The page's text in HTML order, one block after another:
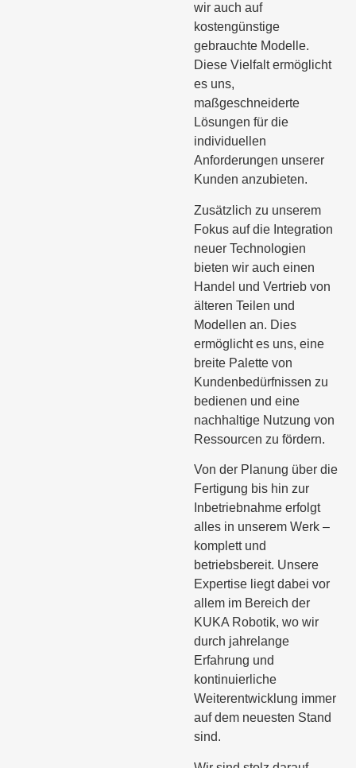
wir auch auf
kostengünstige
gebrauchte Modelle.
Diese Vielfalt ermöglicht
es uns,
maßgeschneiderte
Lösungen für die
individuellen
Anforderungen unserer
Kunden anzubieten.
Zusätzlich zu unserem
Fokus auf die Integration
neuer Technologien
bieten wir auch einen
Handel und Vertrieb von
älteren Teilen und
Modellen an. Dies
ermöglicht es uns, eine
breite Palette von
Kundenbedürfnissen zu
bedienen und eine
nachhaltige Nutzung von
Ressourcen zu fördern.
Von der Planung über die
Fertigung bis hin zur
Inbetriebnahme erfolgt
alles in unserem Werk –
komplett und
betriebsbereit. Unsere
Expertise liegt dabei vor
allem im Bereich der
KUKA Robotik, wo wir
durch jahrelange
Erfahrung und
kontinuierliche
Weiterentwicklung immer
auf dem neuesten Stand
sind.